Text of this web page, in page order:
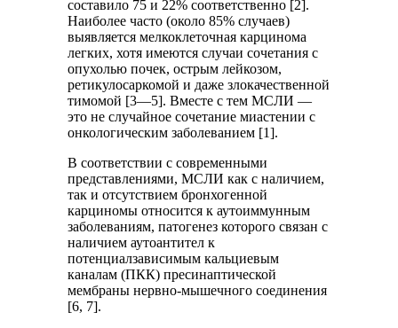
составило 75 и 22% соответственно [2].
Наиболее часто (около 85% случаев)
выявляется мелкоклеточная карцинома
легких, хотя имеются случаи сочетания с
опухолью почек, острым лейкозом,
ретикулосаркомой и даже злокачественной
тимомой [3—5]. Вместе с тем МСЛИ —
это не случайное сочетание миастении с
онкологическим заболеванием [1].
В соответствии с современными
представлениями, МСЛИ как с наличием,
так и отсутствием бронхогенной
карциномы относится к аутоиммунным
заболеваниям, патогенез которого связан с
наличием аутоантител к
потенциалзависимым кальциевым
каналам (ПКК) пресинаптической
мембраны нервно-мышечного соединения
[6, 7].